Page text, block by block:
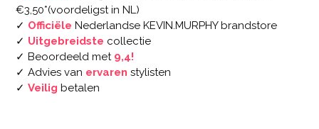
€3,50*(voordeligst in NL)
✓ Officiële Nederlandse KEVIN.MURPHY brandstore
✓ Uitgebreidste collectie
✓ Beoordeeld met 9,4!
✓ Advies van ervaren stylisten
✓Veilig betalen